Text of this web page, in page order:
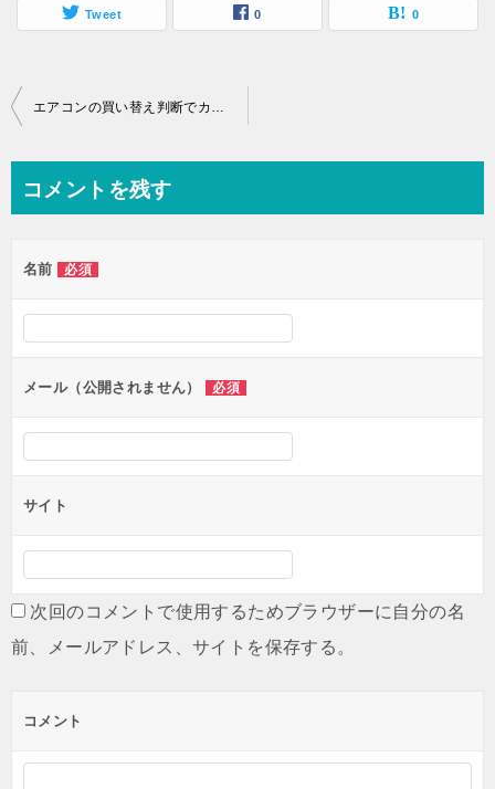
Tweet 0 0
投
ビ
ー
シ
ン
エアコンの買い替え判断でカビの場合はクリーニングがお得なの？
コメントを残す
名前 必須
メール（公開されません） 必須
サイト
次回のコメントで使用するためブラウザーに自分の名
前、メールアドレス、サイトを保存する。
コメント